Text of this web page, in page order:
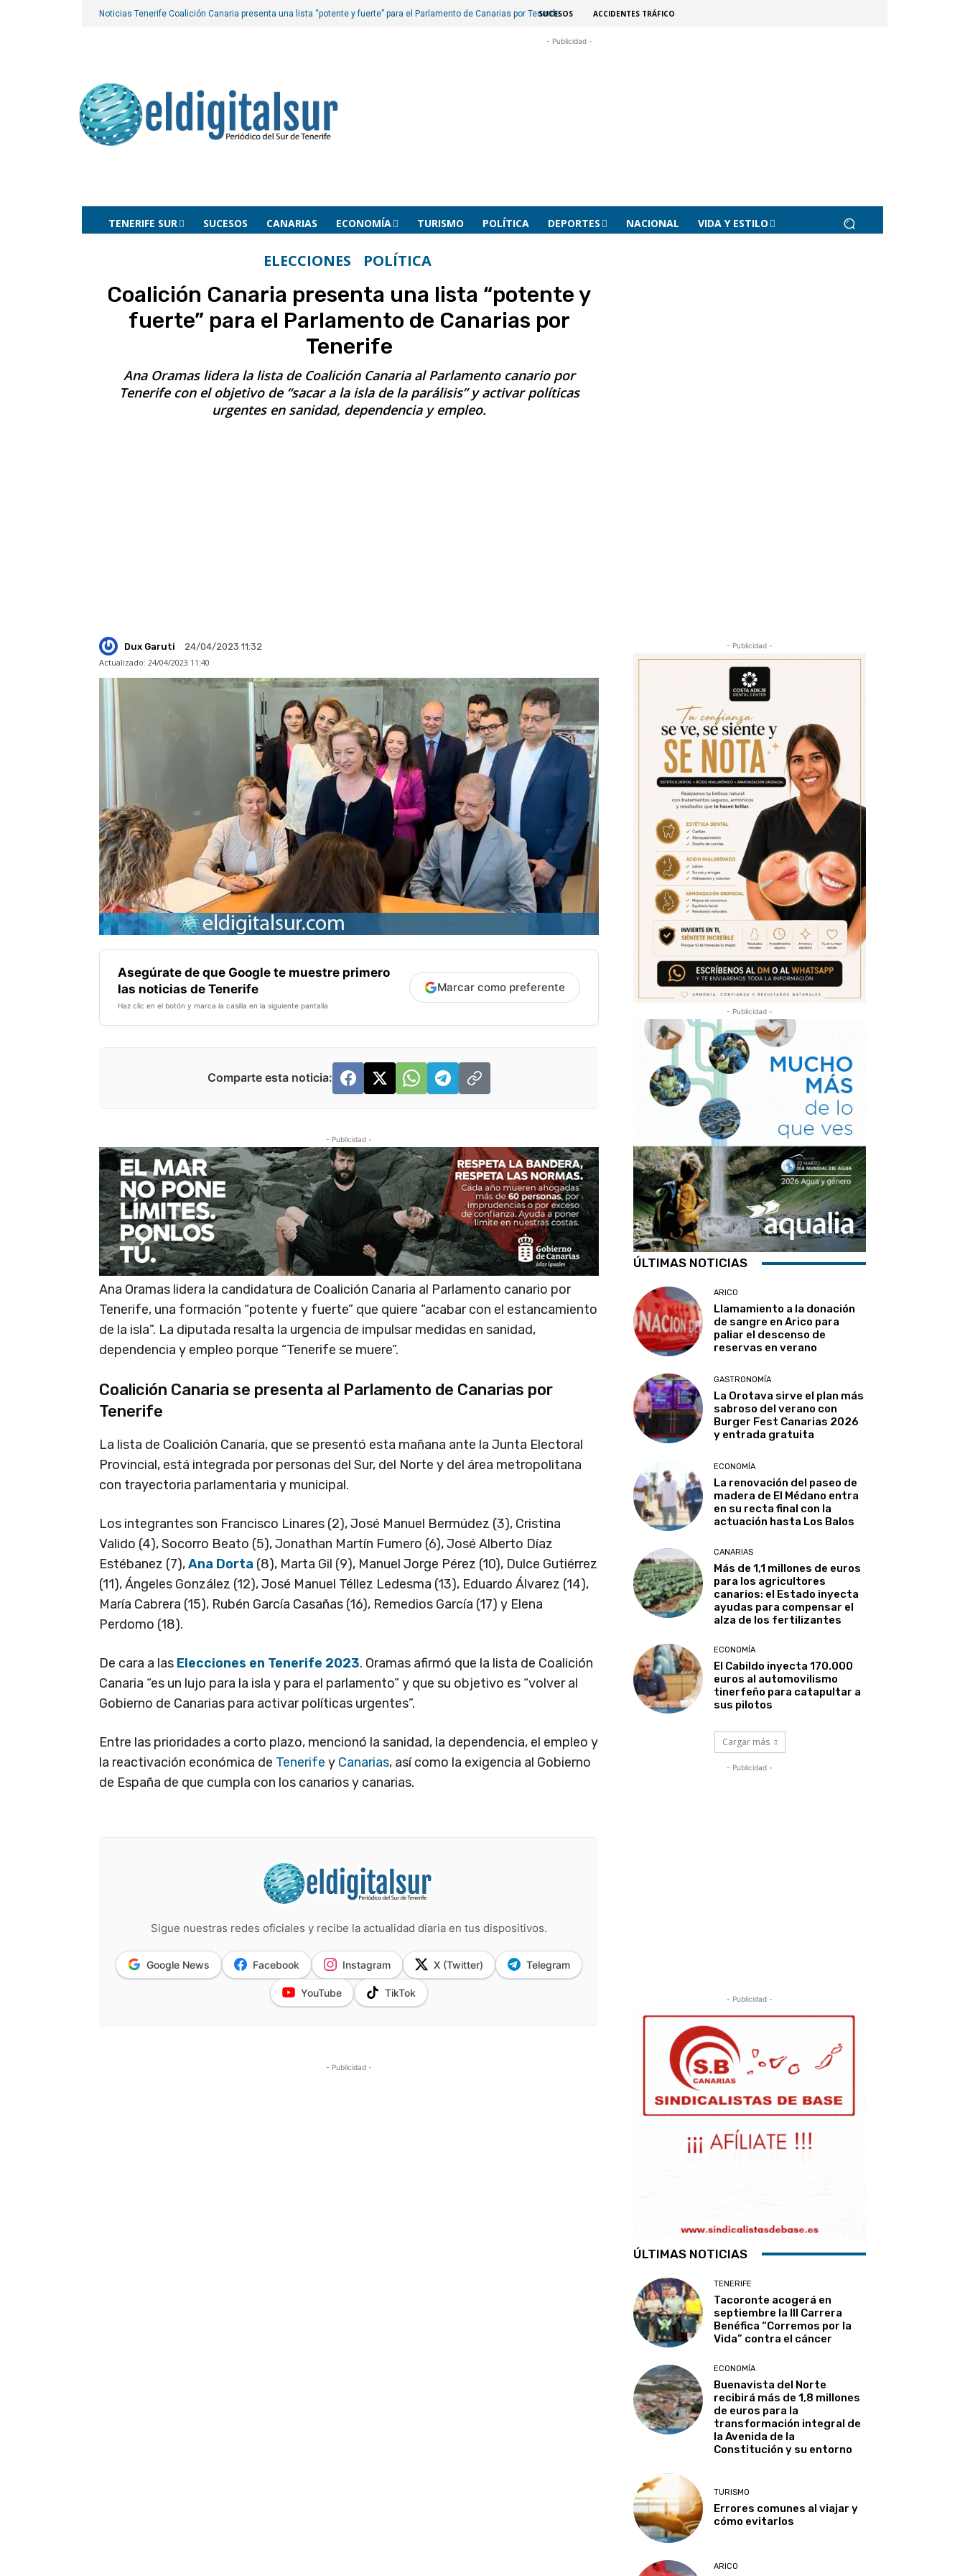
Noticias Tenerife Coalición Canaria presenta una lista “potente y fuerte” para el Parlamento de Canarias por Tenerife
SUCESOS ACCIDENTES TRÁFICO
- Publicidad -
TENERIFE SUR SUCESOS CANARIAS ECONOMÍA TURISMO POLÍTICA DEPORTES NACIONAL VIDA Y ESTILO
ELECCIONES POLÍTICA
Coalición Canaria presenta una lista “potente y
fuerte” para el Parlamento de Canarias por
Tenerife
Ana Oramas lidera la lista de Coalición Canaria al Parlamento canario por
Tenerife con el objetivo de “sacar a la isla de la parálisis” y activar políticas
urgentes en sanidad, dependencia y empleo.
Dux Garuti
24/04/2023 11:32
Actualizado: 24/04/2023 11:40
Asegúrate de que Google te muestre primero
las noticias de Tenerife
Haz clic en el botón y marca la casilla en la siguiente pantalla
Marcar como preferente
Comparte esta noticia:
- Publicidad -
Ana Oramas lidera la candidatura de Coalición Canaria al Parlamento canario por
Tenerife, una formación “potente y fuerte” que quiere “acabar con el estancamiento
de la isla”. La diputada resalta la urgencia de impulsar medidas en sanidad,
dependencia y empleo porque “Tenerife se muere”.
Coalición Canaria se presenta al Parlamento de Canarias por
Tenerife
La lista de Coalición Canaria, que se presentó esta mañana ante la Junta Electoral
Provincial, está integrada por personas del Sur, del Norte y del área metropolitana
con trayectoria parlamentaria y municipal.
Los integrantes son Francisco Linares (2), José Manuel Bermúdez (3), Cristina
Valido (4), Socorro Beato (5), Jonathan Martín Fumero (6), José Alberto Díaz
Estébanez (7),Ana Dorta (8), Marta Gil (9), Manuel Jorge Pérez (10), Dulce Gutiérrez
(11), Ángeles González (12), José Manuel Téllez Ledesma (13), Eduardo Álvarez (14),
María Cabrera (15), Rubén García Casañas (16), Remedios García (17) y Elena
Perdomo (18).
De cara a las Elecciones en Tenerife 2023. Oramas afirmó que la lista de Coalición
Canaria “es un lujo para la isla y para el parlamento” y que su objetivo es “volver al
Gobierno de Canarias para activar políticas urgentes”.
Entre las prioridades a corto plazo, mencionó la sanidad, la dependencia, el empleo y
la reactivación económica de Tenerife y Canarias, así como la exigencia al Gobierno
de España de que cumpla con los canarios y canarias.
Sigue nuestras redes oficiales y recibe la actualidad diaria en tus dispositivos.
Google News Facebook Instagram X (Twitter) Telegram
YouTube TikTok
- Publicidad -
- Publicidad -
- Publicidad -
ÚLTIMAS NOTICIAS
ARICO
Llamamiento a la donación
de sangre en Arico para
paliar el descenso de
reservas en verano
GASTRONOMÍA
La Orotava sirve el plan más
sabroso del verano con
Burger Fest Canarias 2026
y entrada gratuita
ECONOMÍA
La renovación del paseo de
madera de El Médano entra
en su recta final con la
actuación hasta Los Balos
CANARIAS
Más de 1,1 millones de euros
para los agricultores
canarios: el Estado inyecta
ayudas para compensar el
alza de los fertilizantes
ECONOMÍA
El Cabildo inyecta 170.000
euros al automovilismo
tinerfeño para catapultar a
sus pilotos
Cargar más
- Publicidad -
- Publicidad -
ÚLTIMAS NOTICIAS
TENERIFE
Tacoronte acogerá en
septiembre la III Carrera
Benéfica “Corremos por la
Vida” contra el cáncer
ECONOMÍA
Buenavista del Norte
recibirá más de 1,8 millones
de euros para la
transformación integral de
la Avenida de la
Constitución y su entorno
TURISMO
Errores comunes al viajar y
cómo evitarlos
ARICO